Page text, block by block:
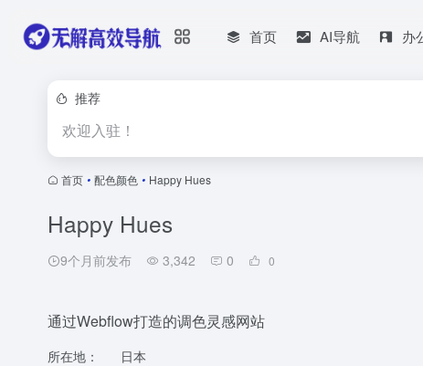
首页 AI导航 办
推荐
欢迎入驻！
首页 • 配色颜色 • Happy Hues
Happy Hues
9个月前发布 3,342 0 0
通过Webflow打造的调色灵感网站
所在地：
日本